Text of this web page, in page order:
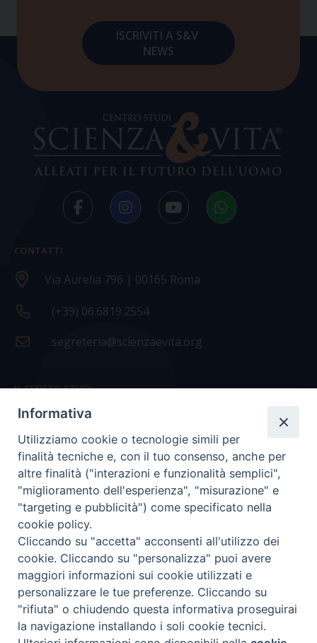
CONTATTI
Via Aurelia 796 | 00165 Roma
(+39) 06.6819.2554
segreteria@scienzaevita.org
IL CENTRO STUDI
La nostra storia
Statuto
Presidenza e ufficio presidenza
Consiglio scientifico
Coordinamento nazionale
COPYRIGHT Scienza & Vita - C.F96600690588- Tutti i
diritti -Privacy- Credits
Informativa
Utilizziamo cookie o tecnologie simili per
finalità tecniche e, con il tuo consenso, anche per
altre finalità ("interazioni e funzionalità semplici",
"miglioramento dell'esperienza", "misurazione" e
"targeting e pubblicità") come specificato nella
cookie policy.
Cliccando su "accetta" acconsenti all'utilizzo dei
cookie. Cliccando su "personalizza" puoi avere
maggiori informazioni sui cookie utilizzati e
personalizzare le tue preferenze. Cliccando su
"rifiuta" o chiudendo questa informativa proseguirai
la navigazione installando i soli cookie tecnici.